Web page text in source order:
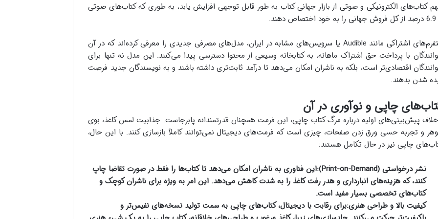
کتاب‌های الکترونیکی و صوتی از بازار جهانی کتاب به طور قابل توجهی افزایش یابد، به طوری که کتاب‌های صوتی
پلتفرم‌های اشتراکی مانند Audible یا سرویس‌های مشابه در ایران، مدل‌های مصرفی جدیدی را معرفی کرده‌اند که در آن
با پرداخت حق اشتراک ماهانه، به کتابخانه وسیعی از محتوا دسترسی پیدا می‌کنند. این مدل نه تنها برای
اقتصادی‌تر است، بلکه به ناشران امکان می‌دهد تا درآمد ثابت‌تری داشته باشند و به نویسندگان جدید فرصت
شدن بدهند.
چاپی و نوآوری در آن
پیش‌بینی‌های اولیه درباره مرگ کتاب چاپی، این فرمت همچنان قدرتمندانه پابرجاست. جذابیت لمس کاغذ، بوی
و تجربه حسی ورق زدن صفحات، چیزی است که فرمت‌های دیجیتال نمی‌توانند کاملاً بازسازی کنند. با این حال،
چاپی نیز در حال تکامل هستند:
نشر درخواستی (Print-on-Demand):
این فناوری به ناشران امکان می‌دهد تا کتاب‌ها را فقط در صورت تقاضا چاپ
کنند، که هزینه‌های انبارداری و هدر رفت کاغذ را به شدت کاهش می‌دهد. این امر به ویژه برای ناشران کوچک و
کتاب‌های تخصصی بسیار مفید است.
کیفیت بالا و طراحی هنری:برای رقابت با دیجیتال، کتاب‌های چاپی به سمت تولید نسخه‌های نفیس‌تر و